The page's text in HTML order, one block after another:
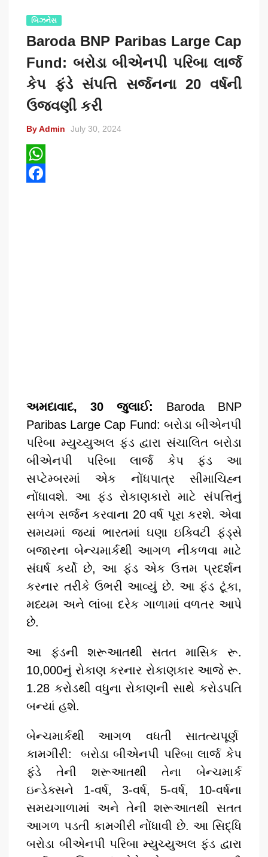
બિઝનેસ
Baroda BNP Paribas Large Cap
Fund: બરોડા બીએનપી પરિબા લાર્જ
કેપ ફંડે સંપત્તિ સર્જનના 20 વર્ષની
ઉજવણી કરી
By Admin July 30, 2024
W
અમદાવાદ, 30 જુલાઈ: Baroda BNP
Paribas Large Cap Fund: બરોડા બીએનપી
પરિબા મ્યુચ્યુઅલ ફંડ દ્વારા સંચાલિત બરોડા
બીએનપી પરિબા લાર્જ કેપ ફંડ આ
સપ્ટેમ્બરમાં એક નોંધપાત્ર સીમાચિહ્ન
નોંધાવશે. આ ફંડ રોકાણકારો માટે સંપત્તિનું
સળંગ સર્જન કરવાના 20 વર્ષ પૂરા કરશે. એવા
સમયમાં જ્યાં ભારતમાં ઘણા ઇક્વિટી ફંડ્સે
બજારના બેન્ચમાર્કથી આગળ નીકળવા માટે
સંઘર્ષ કર્યો છે, આ ફંડ એક ઉત્તમ પ્રદર્શન
કરનાર તરીકે ઉભરી આવ્યું છે. આ ફંડ ટૂંકા,
મધ્યમ અને લાંબા દરેક ગાળામાં વળતર આપે
છે.
આ ફંડની શરૂઆતથી સતત માસિક રૂ.
10,000નું રોકાણ કરનાર રોકાણકાર આજે રૂ.
1.28 કરોડથી વધુના રોકાણની સાથે કરોડપતિ
બન્યાં હશે.
બેન્ચમાર્કથી આગળ વધતી સાતત્યપૂર્ણ
કામગીરી: બરોડા બીએનપી પરિબા લાર્જ કેપ
ફંડે તેની શરૂઆતથી તેના બેન્ચમાર્ક
ઇન્ડેક્સને 1-વર્ષ, 3-વર્ષ, 5-વર્ષ, 10-વર્ષના
સમયગાળામાં અને તેની શરૂઆતથી સતત
આગળ પડતી કામગીરી નોંધાવી છે. આ સિદ્ધિ
બરોડા બીએનપી પરિબા મ્યુચ્યુઅલ ફંડ દ્વારા